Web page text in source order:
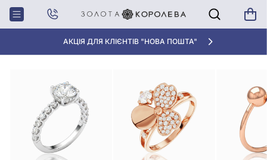
АКЦІЯ ДЛЯ КЛІЄНТІВ "НОВА ПОШТА"
Головна Каблучки Каблучки ширина (мм): 9
КАБЛУЧКИ ШИРИНА (ММ): 9